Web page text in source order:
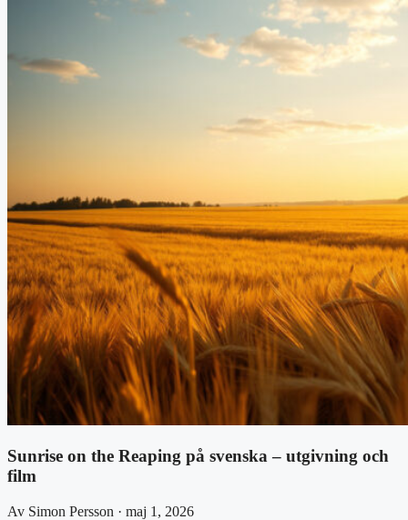
Sunrise on the Reaping på svenska – utgivning och
film
Av Simon Persson · maj 1, 2026